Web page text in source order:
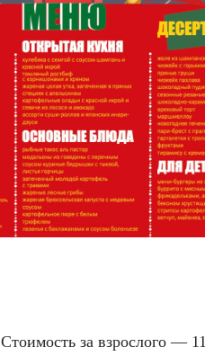
Стоимость за взрослого —